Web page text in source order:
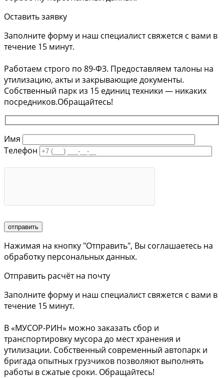
Оставить заявку
Заполните форму и наш специалист свяжется с вами в
течение 15 минут.
Работаем строго по 89-ФЗ. Предоставляем талоны на
утилизацию, акты и закрывающие документы.
Собственный парк из 15 единиц техники — никаких
посредников.Обращайтесь!
Имя
Телефон
Нажимая на кнопку "Отправить", Вы соглашаетесь на
обработку персональных данных.
Отправить расчёт на почту
Заполните форму и наш специалист свяжется с вами в
течение 15 минут.
В «МУСОР-РИН» можно заказать сбор и
транспортировку мусора до мест хранения и
утилизации. Собственный современный автопарк и
бригада опытных грузчиков позволяют выполнять
работы в сжатые сроки. Обращайтесь!